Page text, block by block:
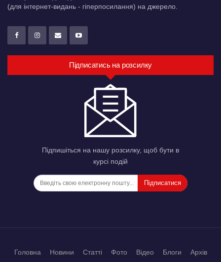
(для інтернет-видань - гіперпосилання) на джерело.
Підписатись на розсилку
Підпишіться на нашу розсилку, щоб бути в
курсі подій
Підписатися
Головна Новини Статті Фото Відео Блоги
Архів